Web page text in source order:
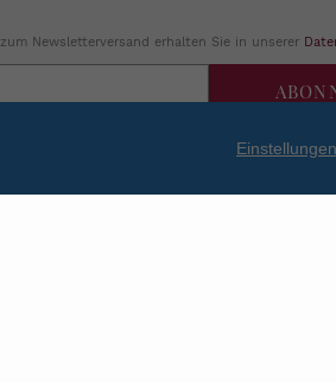
Newsletterversand erhalten Sie in unserer
Einstellungen